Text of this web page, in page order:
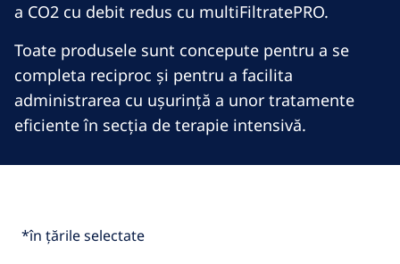
a CO2 cu debit redus cu multiFiltratePRO.
Toate produsele sunt concepute pentru a se
completa reciproc și pentru a facilita
administrarea cu ușurință a unor tratamente
eficiente în secția de terapie intensivă.
*în țările selectate